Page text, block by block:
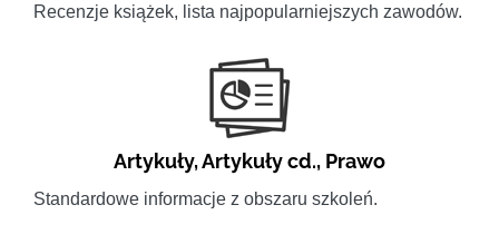
Recenzje książek, lista najpopularniejszych zawodów.
Artykuły,Artykuły cd., Prawo
Standardowe informacje z obszaru szkoleń.